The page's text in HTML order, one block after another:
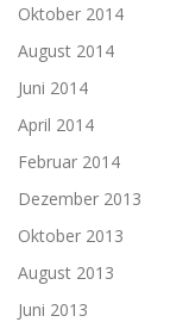
Oktober 2014
August 2014
Juni 2014
April 2014
Februar 2014
Dezember 2013
Oktober 2013
August 2013
Juni 2013